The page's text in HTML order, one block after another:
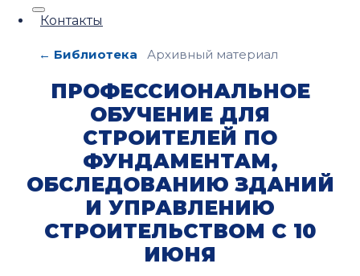
Контакты
← Библиотека Архивный материал
ПРОФЕССИОНАЛЬНОЕ
ОБУЧЕНИЕ ДЛЯ
СТРОИТЕЛЕЙ ПО
ФУНДАМЕНТАМ,
ОБСЛЕДОВАНИЮ ЗДАНИЙ
И УПРАВЛЕНИЮ
СТРОИТЕЛЬСТВОМ С 10
ИЮНЯ